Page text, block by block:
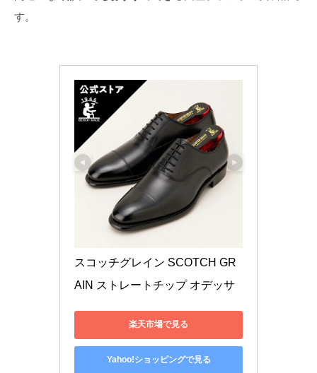
す。
スコッチグレイン SCOTCH GR
AIN ストレートチップ オデッサ
楽天市場で見る
Yahoo!ショッピングで見る